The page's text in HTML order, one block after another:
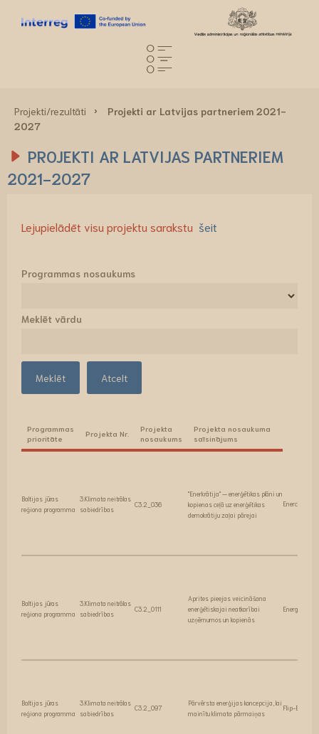
Projekti/rezultāti
Projekti ar Latvijas partneriem 2021-
2027
PROJEKTI AR LATVIJAS PARTNERIEM
2021-2027
Lejupielādēt visu projektu sarakstu šeit
Programmas nosaukums
Meklēt vārdu
Atcelt
Programmas
prioritāte
Projekta Nr.
Projekta
nosaukums
Projekta nosaukuma
saīsinājums
Baltijas jūras
reģiona programma
3.Klimata neitrālas
sabiedrības
C3.2_036
"Enerkrātija" — enerģētikas plāni un
kopienas ceļā uz enerģētikas
demokrātiju zaļai pārejai
Enercracy
Baltijas jūras
reģiona programma
3.Klimata neitrālas
sabiedrības
C3.2_0111
Aprites pieejas veicināšana
enerģētiskajai neatkarībai
uzņēmumos un kopienās
Energy Circle
Baltijas jūras
reģiona programma
3.Klimata neitrālas
sabiedrības
C3.2_097
Pārvērsta enerģijas koncepcija, lai
mainītu klimata pārmaiņas
Flip-EC